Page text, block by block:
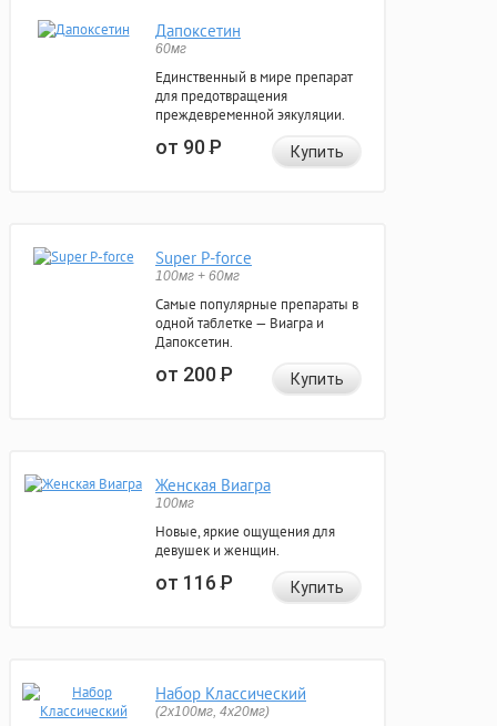
Дапоксетин
60мг
Единственный в мире препарат
для предотвращения
преждевременной эякуляции.
от 90Р Купить
Super P-force
100мг + 60мг
Самые популярные препараты в
одной таблетке — Виагра и
Дапоксетин.
от 200Р Купить
Женская Виагра
100мг
Новые, яркие ощущения для
девушек и женщин.
от 116Р Купить
Набор Классический
(2x100мг, 4x20мг)